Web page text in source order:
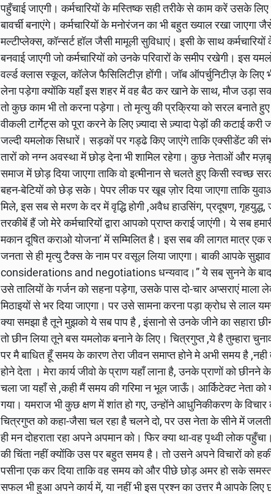
पहुँचाई जाएगी। कर्मचारियों के मस्तिष्क सही तरीके से काम करें उसके
बावर्ची बनाएंगे। कर्मचारियों के मनोरंजन का भी बहुत ख्याल रखा जाएगा
मल्टीप्लेक्स, कॉन्सर्ट हॉल जैसी मामूली सुविधाएं। इसी के साथ
बनवाई जाएगी जो कर्मचारियों को उनके परिवारों के समीप रखेगी। इस
वर्ल्ड क्लास स्कूल, कॉलेज फैसिलिटीज़ होंगी। जॉब ऑपर्चुनिटीज़ के लिए
लेना पड़ेगा क्योंकि यहाँ इस शहर में वह बैठ कर खाने के साथ, मौज उड़ा
तो कुछ काम भी तो करना पड़ेगा। तो मृत्यु की प्रक्रिया को सरल बनाते
वीकली टार्गेट्स को पूरा करने के लिए ज़्यादा से ज़्यादा पेड़ों की कटाई करी
जल्दी यमलोक सिधारें। सड़कों पर गड्ढे किए जाएंगे ताकि एक्सीडेंट की
तारों को नग्न अवस्था में छोड़ देना भी शामिल रहेगा। कुछ नेताओं और
समाज में छोड़ दिया जाएगा ताकि वो इत्मीनान से चलते हुए किसी स्वच्छ
बहन-बेटियों को छेड़ सके। पेपर लीक पर खूब ज़ोर दिया जाएगा ताकि
मिले, इस सब से मरण के दर में वृद्धि होगी ,अवैध हाउसिंग, प्रदूषण,
तरकीबें हैं जो मेरे कर्मचारियों द्वारा आपको प्राप्त कराई जाएंगी। ये सब
मकान दूषित कराओ योजना' में सम्मिलित है। इस सब की लागत मात्र एक
जनता से ही मृत्यु टैक्स के नाम पर वसूल लिया जाएगा। बाकी आपके
considerations and negotiations धन्यवाद।” ये सब सुनने के बाद
उसे तालियों के गर्जन को सहना पड़ेगा, उसके पास दो-चार अप्सराएं
मिठाइयों से भर दिया जाएगा। पर उसे सामना करना पड़ा क्रोध से लाल
क्या समझा है तूने मुझको ये सब पाप है , इंसानो से उनके जीने का सहारा
तो छीन लिया तूने बस यमलोक बनाने के लिए। चित्रगुप्त ,ये है तुम्हारा
पर मै बाधित हूँ समय के कारण तेरा जीवन समाप्त होने मे अभी समय है
होने देता । मेरा कार्य जीवो के प्राण यहाँ लाना है, उनके प्राणों को छीनने
चला जा यहाँ से ,कही मैं समय की गरिमा न भूल जाऊँ। आर्किटेक्ट नेता
गया। यमराज भी कुछ क्षण में शांत हो गए, उन्होंने आधुनिकीकरण के
चित्रगुप्त को कहा-जैसा चल रहा है चलने दो, पर उस नेता के सीने में
ही मन दोहराता रहा अपने अपमान को। फिर क्या था-वह पृथ्वी लोक
की चिंता नहीं क्योंकि उस पर बहुत समय है। तो उसने अपने विचारों को
पसीना एक कर दिया ताकि वह समय को और पीछे छोड़ अमर हो सके
सफल भी हुआ अपने कार्य में, या नहीं भी इस प्रश्न का उत्तर मै आपके लिए